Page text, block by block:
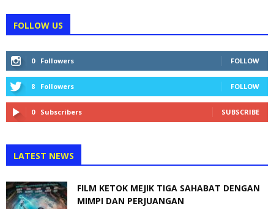
FOLLOW US
0 Followers FOLLOW
8 Followers FOLLOW
0 Subscribers SUBSCRIBE
LATEST NEWS
FILM KETOK MEJIK TIGA SAHABAT DENGAN
MIMPI DAN PERJUANGAN